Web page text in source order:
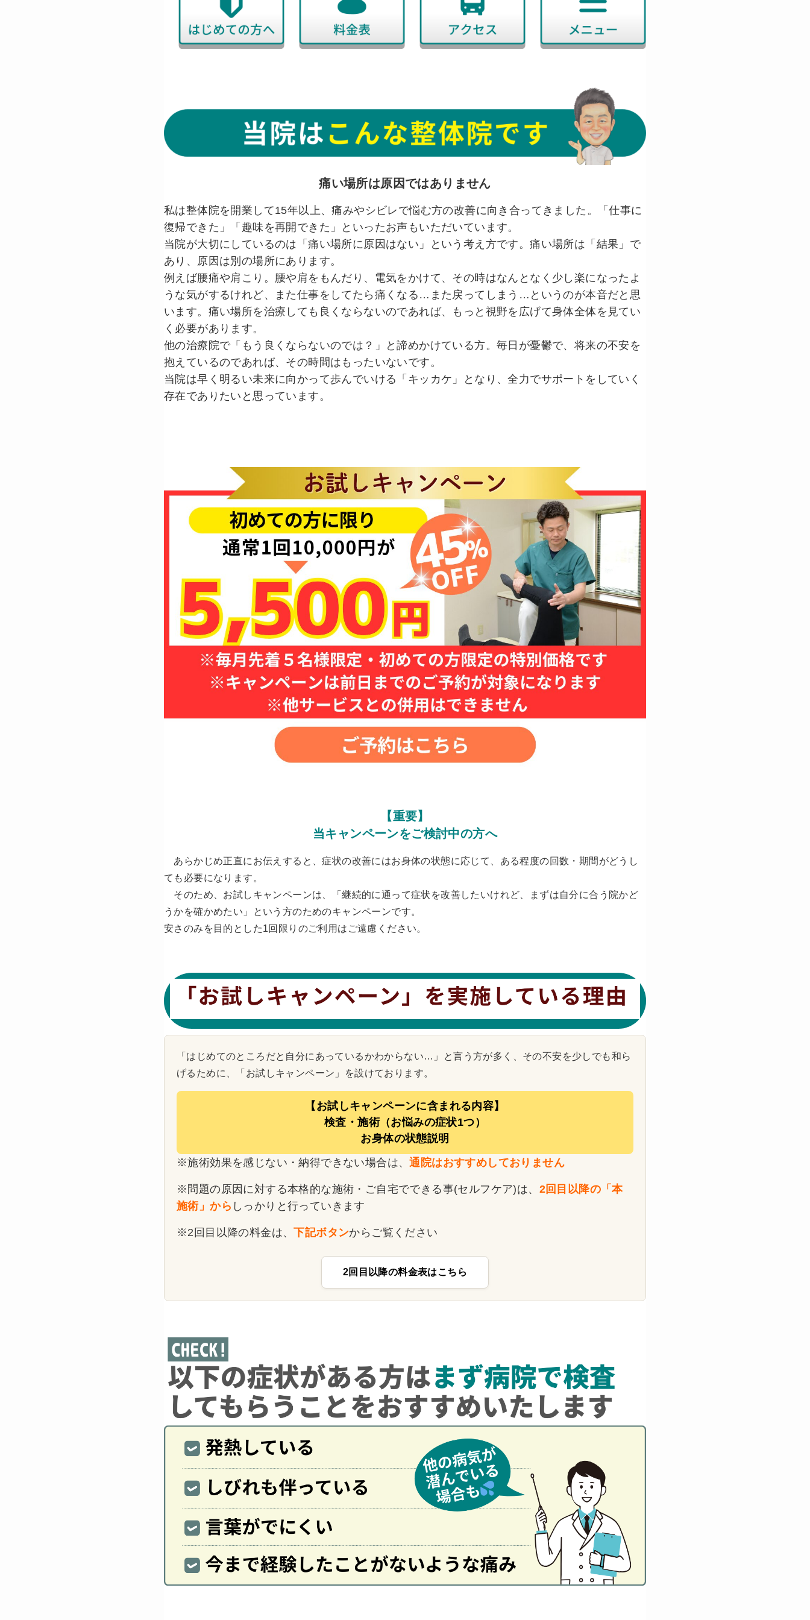
痛い場所は原因ではありません
私は整体院を開業して15年以上、痛みやシビレで悩む方の改善に向き合ってきました。「仕事に
復帰できた」「趣味を再開できた」といったお声もいただいています。
当院が大切にしているのは「痛い場所に原因はない」という考え方です。痛い場所は「結果」で
あり、原因は別の場所にあります。
例えば腰痛や肩こり。腰や肩をもんだり、電気をかけて、その時はなんとなく少し楽になったよ
うな気がするけれど、また仕事をしてたら痛くなる…また戻ってしまう…というのが本音だと思
います。痛い場所を治療しても良くならないのであれば、もっと視野を広げて身体全体を見てい
く必要があります。
他の治療院で「もう良くならないのでは？」と諦めかけている方。毎日が憂鬱で、将来の不安を
抱えているのであれば、その時間はもったいないです。
当院は早く明るい未来に向かって歩んでいける「キッカケ」となり、全力でサポートをしていく
存在でありたいと思っています。
【重要】
当キャンペーンをご検討中の方へ
あらかじめ正直にお伝えすると、症状の改善にはお身体の状態に応じて、ある程度の回数・期間がどうし
ても必要になります。
そのため、お試しキャンペーンは、「継続的に通って症状を改善したいけれど、まずは自分に合う院かど
うかを確かめたい」という方のためのキャンペーンです。
安さのみを目的とした1回限りのご利用はご遠慮ください。
「はじめてのところだと自分にあっているかわからない…」
と言う方が多く、その不安を少しでも和ら
げるために、
「お試しキャンペーン」を設けております。
【お試しキャンペーンに含まれる内容】
検査・施術（お悩みの症状1つ）
お身体の状態説明
※施術効果を感じない・納得できない場合は、通院はおすすめしておりません
※問題の原因に対する本格的な施術・ご自宅でできる事(セルフケア)は、 2回目以降の「本
施術」から しっかりと行っていきます
※2回目以降の料金は、下記ボタンからご覧ください
2回目以降の料金表はこちら